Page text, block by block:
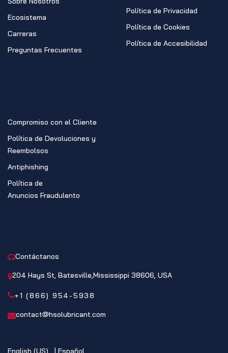
Ecosistema
Carreras
Preguntas Frecuentes
Política de Privacidad
Política de Cookies
Política de Accesibilidad
Compromiso con el Cliente
Política de Devoluciones y
Reembolsos
Antiphishing
Política de
Anuncios Fraudulento
Contáctanos
204 Hays St, Batesville,Mississippi 38606, USA
+1 (866) 954-5938
contact@hsolubricant.com
English (US) | Español